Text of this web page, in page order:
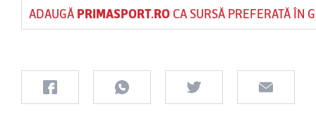
ADAUGĂ PRIMASPORT.ROCA SURSĂ PREFERATĂ ÎN